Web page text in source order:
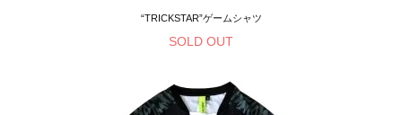
“TRICKSTAR”ゲームシャツ
SOLD OUT